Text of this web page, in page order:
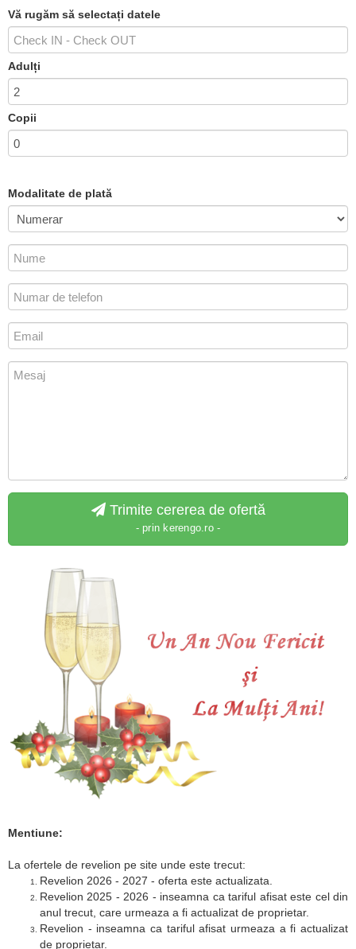
Vă rugăm să selectați datele
Adulți
Copii
Modalitate de plată
Trimite cererea de ofertă
- prin kerengo.ro -
Mentiune:
La ofertele de revelion pe site unde este trecut:
Revelion 2026 - 2027 - oferta este actualizata.
Revelion 2025 - 2026 - inseamna ca tariful afisat este cel din
anul trecut, care urmeaza a fi actualizat de proprietar.
Revelion - inseamna ca tariful afisat urmeaza a fi actualizat
de proprietar.